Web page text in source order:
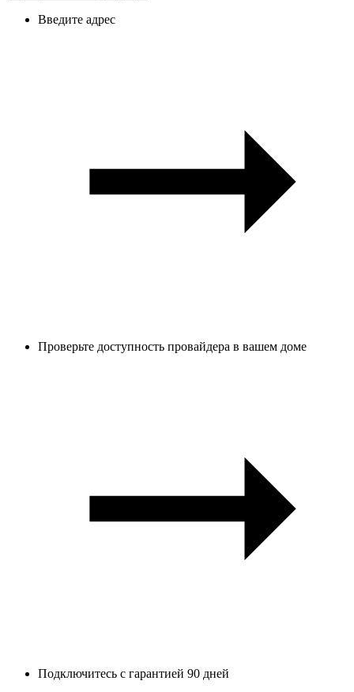
Введите адрес
Проверьте доступность провайдера в вашем доме
Подключитесь с гарантией 90 дней